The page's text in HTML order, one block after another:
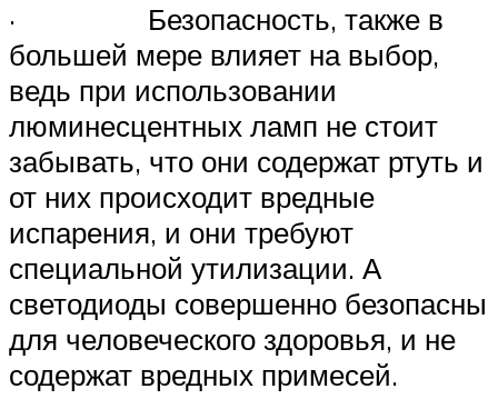
· Безопасность, также в
большей мере влияет на выбор,
ведь при использовании
люминесцентных ламп не стоит
забывать, что они содержат ртуть и
от них происходит вредные
испарения, и они требуют
специальной утилизации. А
светодиоды совершенно безопасны
для человеческого здоровья, и не
содержат вредных примесей.